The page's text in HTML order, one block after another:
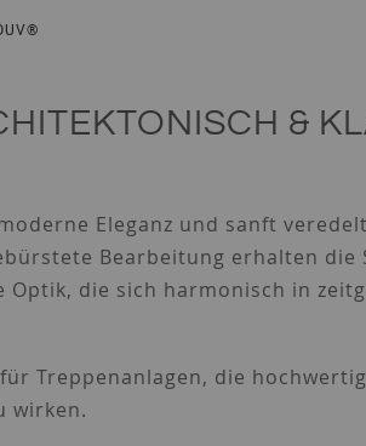
&
Eleganz und sanft
Bearbeitung erhalten die
Optik, die sich harmonisch in
Treppenanlagen, die hochwertig
wirken.